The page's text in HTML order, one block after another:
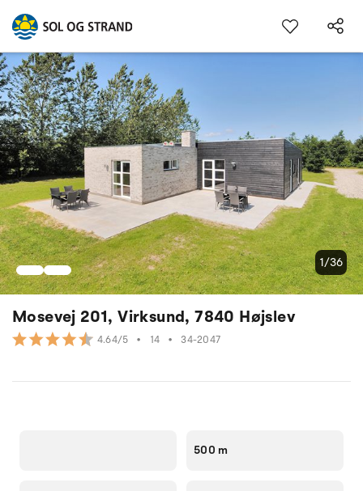
Mosevej 201, Virksund, 7840 Højslev
4.64/5 • 14 • 34-2047
1/36
500 m